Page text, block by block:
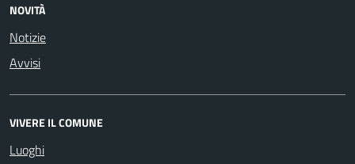
NOVITÀ
Notizie
Avvisi
VIVERE IL COMUNE
Luoghi